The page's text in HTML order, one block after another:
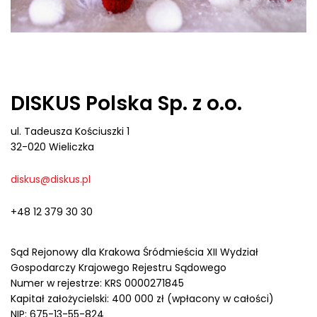
DISKUS Polska Sp. z o.o.
ul. Tadeusza Kościuszki 1
32-020 Wieliczka
diskus@diskus.pl
+48 12 379 30 30
Sąd Rejonowy dla Krakowa Śródmieścia XII Wydział
Gospodarczy Krajowego Rejestru Sądowego
Numer w rejestrze: KRS 0000271845
Kapitał założycielski: 400 000 zł (wpłacony w całości)
NIP: 675-13-55-824